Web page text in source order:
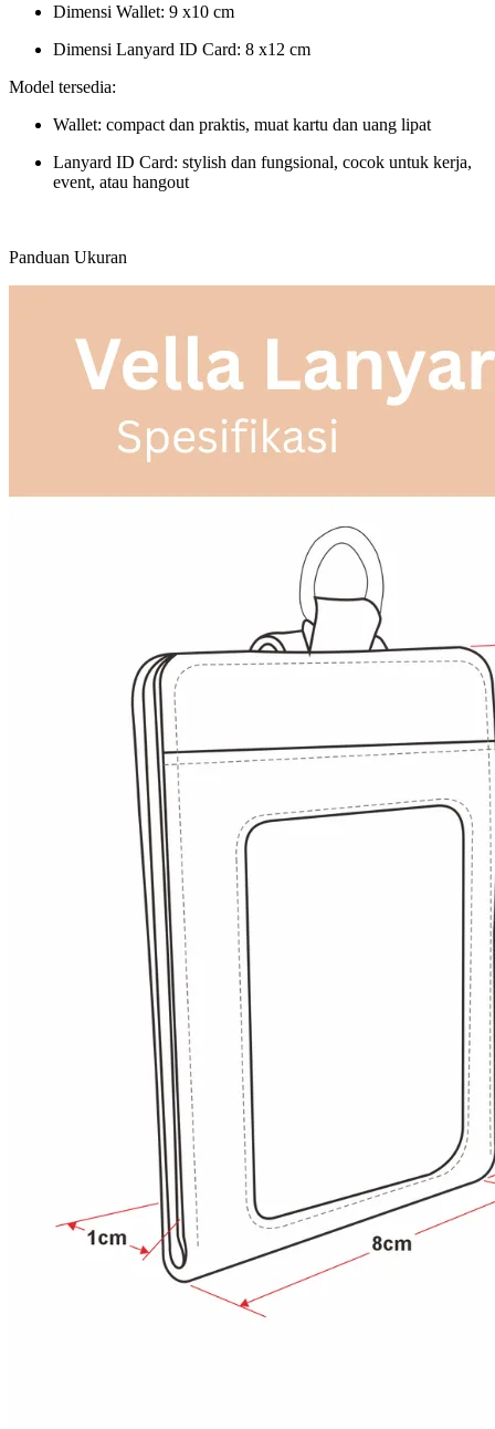
Dimensi Wallet: 9 x10 cm
Dimensi Lanyard ID Card: 8 x12 cm
Model tersedia:
Wallet: compact dan praktis, muat kartu dan uang lipat
Lanyard ID Card: stylish dan fungsional, cocok untuk kerja,
event, atau hangout
Panduan Ukuran